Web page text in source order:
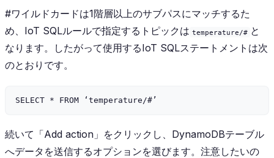
#ワイルドカードは1階層以上のサブパスにマッチするた
め、IoT SQLルールで指定するトピックは temperature/# と
なります。したがって使用するIoT SQLステートメントは次
のとおりです。
続いて「Add action」をクリックし、DynamoDBテーブル
へデータを送信するオプションを選びます。注意したいの